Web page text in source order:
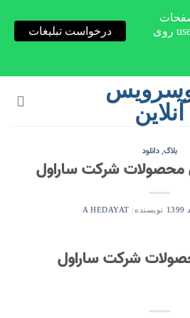
بلاگ,دانلود
محصولات شرکت ساراول
نویسنده: A HEDAYAT
شرکت ساراول
سایت userviceonline.com روی
درخواست تبلیغات